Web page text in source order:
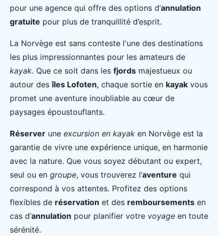
pour une agence qui offre des options d’annulation
gratuite pour plus de tranquillité d’esprit.
La Norvège est sans conteste l'une des destinations
les plus impressionnantes pour les amateurs de
kayak. Que ce soit dans les fjords majestueux ou
autour desîles Lofoten, chaque sortie en kayak vous
promet une aventure inoubliable au cœur de
paysages époustouflants.
Réserver une excursion en kayak en Norvège est la
garantie de vivre une expérience unique, en harmonie
avec la nature. Que vous soyez débutant ou expert,
seul ou en groupe, vous trouverez l’aventure qui
correspond à vos attentes. Profitez des options
flexibles de réservation et des remboursements en
cas d’annulation pour planifier votre voyage en toute
sérénité.